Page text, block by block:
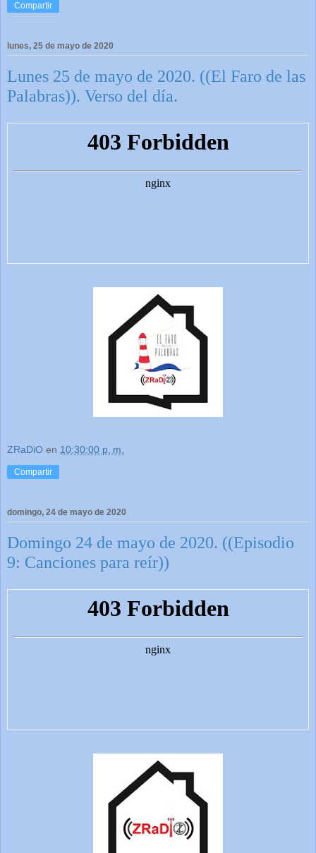
Compartir
lunes, 25 de mayo de 2020
Lunes 25 de mayo de 2020. ((El Faro de las
Palabras)). Verso del día.
ZRaDiO en 10:30:00 p. m.
Compartir
domingo, 24 de mayo de 2020
Domingo 24 de mayo de 2020. ((Episodio
9: Canciones para reír))